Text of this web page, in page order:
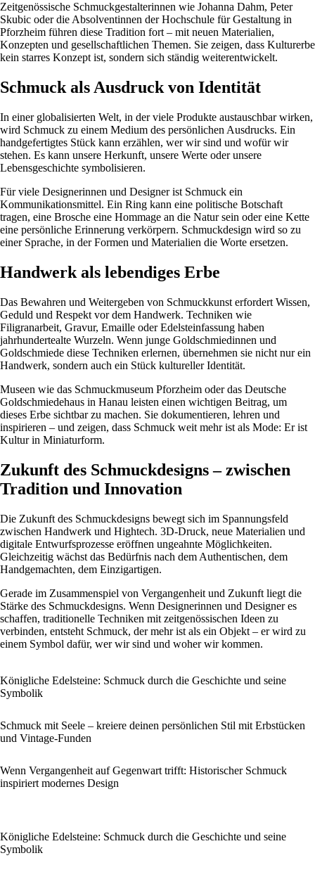
Zeitgenössische Schmuckgestalterinnen wie Johanna Dahm, Peter
Skubic oder die Absolventinnen der Hochschule für Gestaltung in
Pforzheim führen diese Tradition fort – mit neuen Materialien,
Konzepten und gesellschaftlichen Themen. Sie zeigen, dass Kulturerbe
kein starres Konzept ist, sondern sich ständig weiterentwickelt.
Schmuck als Ausdruck von Identität
In einer globalisierten Welt, in der viele Produkte austauschbar wirken,
wird Schmuck zu einem Medium des persönlichen Ausdrucks. Ein
handgefertigtes Stück kann erzählen, wer wir sind und wofür wir
stehen. Es kann unsere Herkunft, unsere Werte oder unsere
Lebensgeschichte symbolisieren.
Für viele Designerinnen und Designer ist Schmuck ein
Kommunikationsmittel. Ein Ring kann eine politische Botschaft
tragen, eine Brosche eine Hommage an die Natur sein oder eine Kette
eine persönliche Erinnerung verkörpern. Schmuckdesign wird so zu
einer Sprache, in der Formen und Materialien die Worte ersetzen.
Handwerk als lebendiges Erbe
Das Bewahren und Weitergeben von Schmuckkunst erfordert Wissen,
Geduld und Respekt vor dem Handwerk. Techniken wie
Filigranarbeit, Gravur, Emaille oder Edelsteinfassung haben
jahrhundertealte Wurzeln. Wenn junge Goldschmiedinnen und
Goldschmiede diese Techniken erlernen, übernehmen sie nicht nur ein
Handwerk, sondern auch ein Stück kultureller Identität.
Museen wie das Schmuckmuseum Pforzheim oder das Deutsche
Goldschmiedehaus in Hanau leisten einen wichtigen Beitrag, um
dieses Erbe sichtbar zu machen. Sie dokumentieren, lehren und
inspirieren – und zeigen, dass Schmuck weit mehr ist als Mode: Er ist
Kultur in Miniaturform.
Zukunft des Schmuckdesigns – zwischen
Tradition und Innovation
Die Zukunft des Schmuckdesigns bewegt sich im Spannungsfeld
zwischen Handwerk und Hightech. 3D-Druck, neue Materialien und
digitale Entwurfsprozesse eröffnen ungeahnte Möglichkeiten.
Gleichzeitig wächst das Bedürfnis nach dem Authentischen, dem
Handgemachten, dem Einzigartigen.
Gerade im Zusammenspiel von Vergangenheit und Zukunft liegt die
Stärke des Schmuckdesigns. Wenn Designerinnen und Designer es
schaffen, traditionelle Techniken mit zeitgenössischen Ideen zu
verbinden, entsteht Schmuck, der mehr ist als ein Objekt – er wird zu
einem Symbol dafür, wer wir sind und woher wir kommen.
Königliche Edelsteine: Schmuck durch die Geschichte und seine
Symbolik
Schmuck mit Seele – kreiere deinen persönlichen Stil mit Erbstücken
und Vintage-Funden
Wenn Vergangenheit auf Gegenwart trifft: Historischer Schmuck
inspiriert modernes Design
Königliche Edelsteine: Schmuck durch die Geschichte und seine
Symbolik